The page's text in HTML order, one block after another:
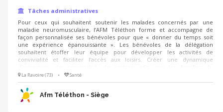
Tâches administratives
Pour ceux qui souhaitent soutenir les malades concernés par une
maladie neuromusculaire, l’AFM Téléthon forme et accompagne de
façon personnalisée ses bénévoles pour que « donner du temps soit
une expérience épanouissante ». Les bénévoles de la délégation
souhaitent étoffer leur équipe pour développer les activités de
convivialité et faciliter l'accès aux loisirs. Créer une dynamique
département se sentent accueillies par la délégation. (à travers
l’organisations de rencontres conviviales..) Rendre accessible des
activités culturelles et permettre ainsi aux personnes de se sentir
citoyen à part entière.
La Ravoire (73) • Santé
Afm Téléthon - Siège